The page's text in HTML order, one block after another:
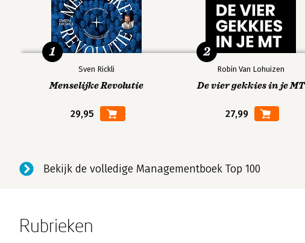
Sven Rickli
Menselijke Revolutie
29,95
1
Robin Van Lohuizen
De vier gekkies in je MT
27,99
2
Bekijk de volledige Managementboek Top 100
Rubrieken